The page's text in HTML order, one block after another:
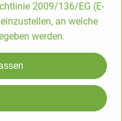
Ganzen gegessen,
Stiel selbst wird meist
de Padrón ist ihr
mild, einzelne können
das macht ihren Reiz aus.
2009/136/EG (E-
an welche
werden.